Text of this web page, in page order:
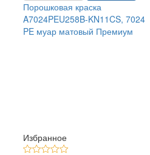
Порошковая краска
A7024PEU258B-KN11CS, 7024
PE муар матовый Премиум
Избранное